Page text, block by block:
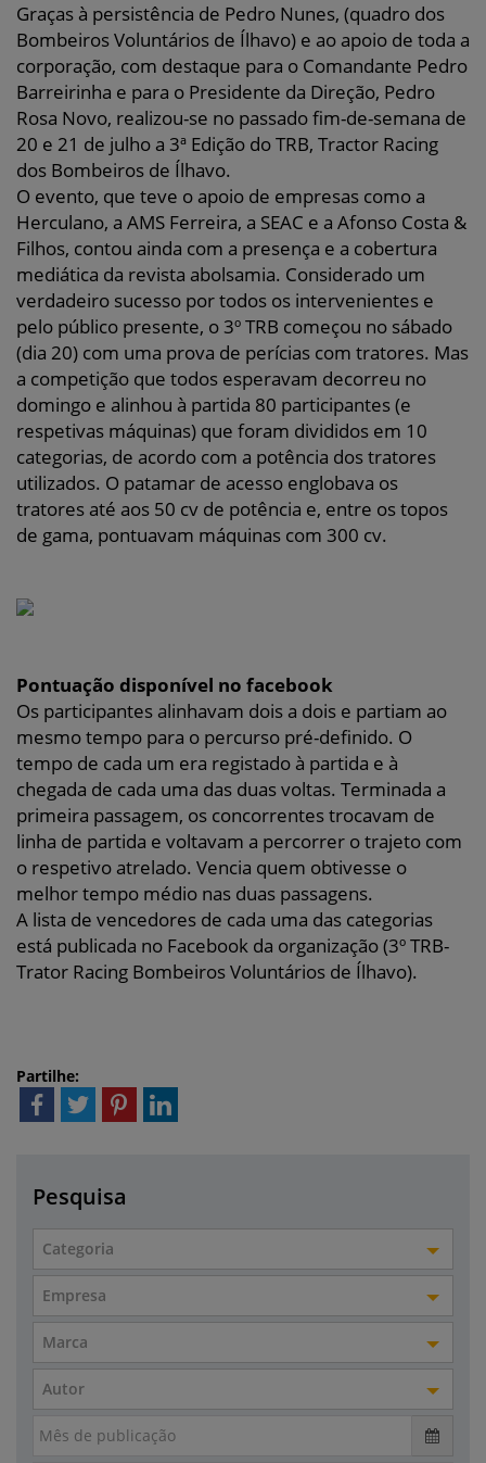
Graças à persistência de Pedro Nunes, (quadro dos
Bombeiros Voluntários de Ílhavo) e ao apoio de toda a
corporação, com destaque para o Comandante Pedro
Barreirinha e para o Presidente da Direção, Pedro
Rosa Novo, realizou-se no passado fim-de-semana de
20 e 21 de julho a 3ª Edição do TRB, Tractor Racing
dos Bombeiros de Ílhavo.
O evento, que teve o apoio de empresas como a
Herculano, a AMS Ferreira, a SEAC e a Afonso Costa &
Filhos, contou ainda com a presença e a cobertura
mediática da revista abolsamia. Considerado um
verdadeiro sucesso por todos os intervenientes e
pelo público presente, o 3º TRB começou no sábado
(dia 20) com uma prova de perícias com tratores. Mas
a competição que todos esperavam decorreu no
domingo e alinhou à partida 80 participantes (e
respetivas máquinas) que foram divididos em 10
categorias, de acordo com a potência dos tratores
utilizados. O patamar de acesso englobava os
tratores até aos 50 cv de potência e, entre os topos
de gama, pontuavam máquinas com 300 cv.
Pontuação disponível no facebook
Os participantes alinhavam dois a dois e partiam ao
mesmo tempo para o percurso pré-definido. O
tempo de cada um era registado à partida e à
chegada de cada uma das duas voltas. Terminada a
primeira passagem, os concorrentes trocavam de
linha de partida e voltavam a percorrer o trajeto com
o respetivo atrelado. Vencia quem obtivesse o
melhor tempo médio nas duas passagens.
A lista de vencedores de cada uma das categorias
está publicada no Facebook da organização (3º TRB-
Trator Racing Bombeiros Voluntários de Ílhavo).
Partilhe:
Pesquisa
Categoria
Empresa
Marca
Autor